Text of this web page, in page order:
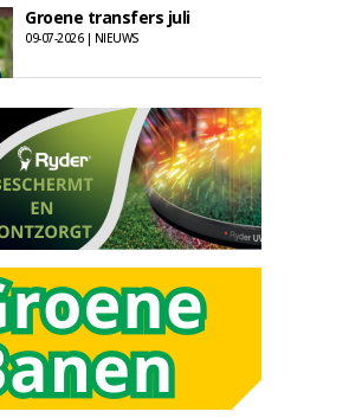
Groene transfers juli
09-07-2026 | NIEUWS